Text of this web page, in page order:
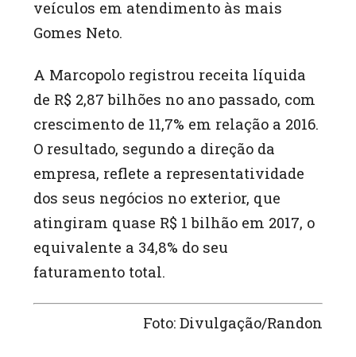
veículos em atendimento às mais
Gomes Neto.
A Marcopolo registrou receita líquida
de R$ 2,87 bilhões no ano passado, com
crescimento de 11,7% em relação a 2016.
O resultado, segundo a direção da
empresa, reflete a representatividade
dos seus negócios no exterior, que
atingiram quase R$ 1 bilhão em 2017, o
equivalente a 34,8% do seu
faturamento total.
Foto: Divulgação/Randon